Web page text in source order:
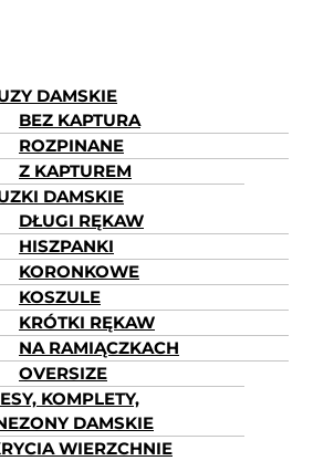
DAMSKIE
BEZ KAPTURA
ROZPINANE
Z KAPTUREM
DAMSKIE
DŁUGI RĘKAW
HISZPANKI
KORONKOWE
KOSZULE
KRÓTKI RĘKAW
NA RAMIĄCZKACH
OVERSIZE
KOMPLETY,
DAMSKIE
WIERZCHNIE